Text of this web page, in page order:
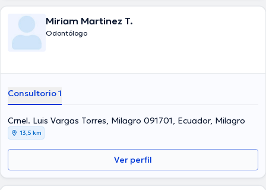
Miriam Martinez T.
Odontólogo
Consultorio 1
Crnel. Luis Vargas Torres, Milagro 091701, Ecuador, Milagro
13,5 km
Ver perfil